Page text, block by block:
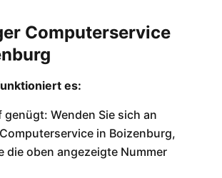
Computerservice
es:
genügt: Wenden Sie sich an
in Boizenburg,
die oben angezeigte Nummer